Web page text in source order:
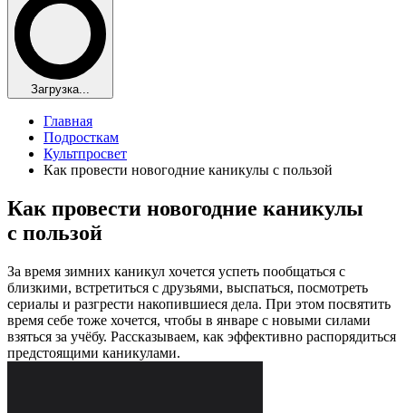
Загрузка...
Главная
Подросткам
Культпросвет
Как провести новогодние каникулы с пользой
Как провести новогодние каникулы
с пользой
За время зимних каникул хочется успеть пообщаться с
близкими, встретиться с друзьями, выспаться, посмотреть
сериалы и разгрести накопившиеся дела. При этом посвятить
время себе тоже хочется, чтобы в январе с новыми силами
взяться за учёбу. Рассказываем, как эффективно распорядиться
предстоящими каникулами.